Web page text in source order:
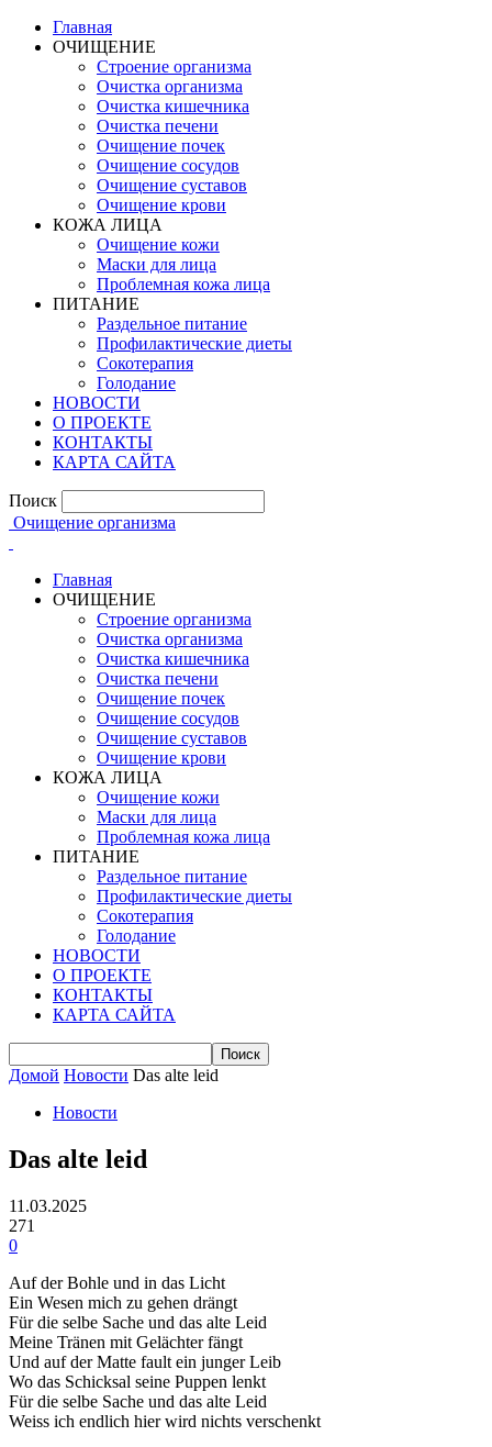
Главная
ОЧИЩЕНИЕ
Строение организма
Очистка организма
Очистка кишечника
Очистка печени
Очищение почек
Очищение сосудов
Очищение суставов
Очищение крови
КОЖА ЛИЦА
Очищение кожи
Маски для лица
Проблемная кожа лица
ПИТАНИЕ
Раздельное питание
Профилактические диеты
Сокотерапия
Голодание
НОВОСТИ
О ПРОЕКТЕ
КОНТАКТЫ
КАРТА САЙТА
Поиск
Очищение организма
Главная
ОЧИЩЕНИЕ
Строение организма
Очистка организма
Очистка кишечника
Очистка печени
Очищение почек
Очищение сосудов
Очищение суставов
Очищение крови
КОЖА ЛИЦА
Очищение кожи
Маски для лица
Проблемная кожа лица
ПИТАНИЕ
Раздельное питание
Профилактические диеты
Сокотерапия
Голодание
НОВОСТИ
О ПРОЕКТЕ
КОНТАКТЫ
КАРТА САЙТА
Домой Новости Das alte leid
Новости
Das alte leid
11.03.2025
271
0
Auf der Bohle und in das Licht
Ein Wesen mich zu gehen drängt
Für die selbe Sache und das alte Leid
Meine Tränen mit Gelächter fängt
Und auf der Matte fault ein junger Leib
Wo das Schicksal seine Puppen lenkt
Für die selbe Sache und das alte Leid
Weiss ich endlich hier wird nichts verschenkt